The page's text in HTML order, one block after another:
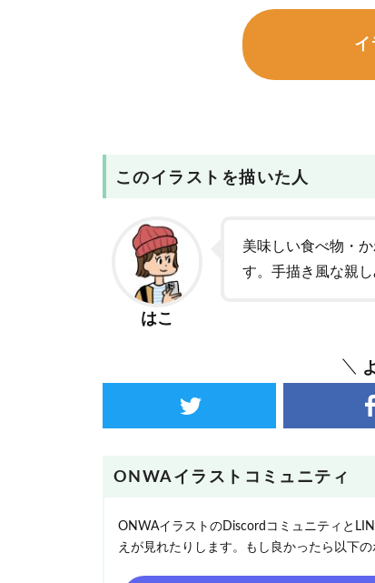
イ
このイラストを描いた人
はこ
美味しい食べ物・
す。手描き風な親
ONWAイラストコミュニティ
ONWAイラストのDiscordコミュニティと
えが見れたりします。もし良かったら以下